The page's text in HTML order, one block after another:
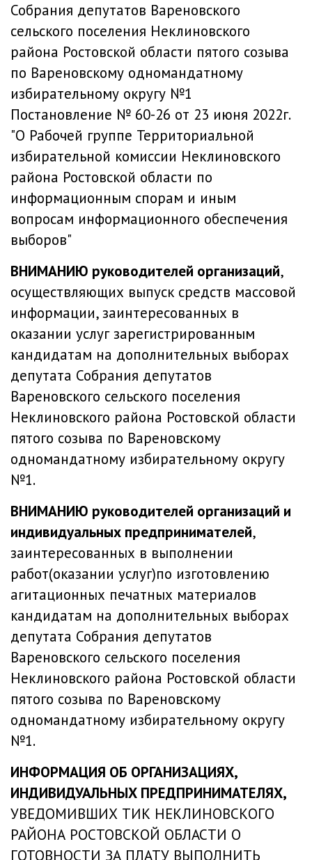
Собрания депутатов Вареновского
сельского поселения Неклиновского
района Ростовской области пятого созыва
по Вареновскому одномандатному
избирательному округу №1
Постановление № 60-26 от 23 июня 2022г.
"О Рабочей группе Территориальной
избирательной комиссии Неклиновского
района Ростовской области по
информационным спорам и иным
вопросам информационного обеспечения
выборов"
ВНИМАНИЮ руководителей организаций,
осуществляющих выпуск средств массовой
информации, заинтересованных в
оказании услуг зарегистрированным
кандидатам на дополнительных выборах
депутата Собрания депутатов
Вареновского сельского поселения
Неклиновского района Ростовской области
пятого созыва по Вареновскому
одномандатному избирательному округу
№1.
ВНИМАНИЮ руководителей организаций и
индивидуальных предпринимателей,
заинтересованных в выполнении
работ(оказании услуг)по изготовлению
агитационных печатных материалов
кандидатам на дополнительных выборах
депутата Собрания депутатов
Вареновского сельского поселения
Неклиновского района Ростовской области
пятого созыва по Вареновскому
одномандатному избирательному округу
№1.
ИНФОРМАЦИЯ ОБ ОРГАНИЗАЦИЯХ,
ИНДИВИДУАЛЬНЫХ ПРЕДПРИНИМАТЕЛЯХ,
УВЕДОМИВШИХ ТИК НЕКЛИНОВСКОГО
РАЙОНА РОСТОВСКОЙ ОБЛАСТИ О
ГОТОВНОСТИ ЗА ПЛАТУ ВЫПОЛНИТЬ